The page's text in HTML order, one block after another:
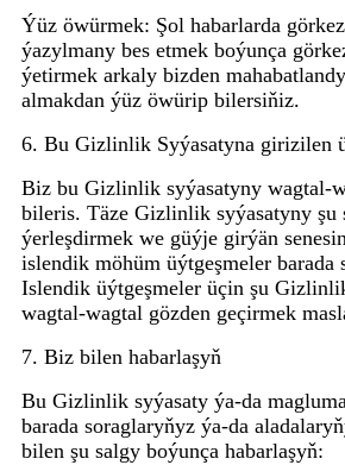
Ýüz öwürmek: Şol habarlarda
ýazylmany bes etmek boýunça
ýetirmek arkaly bizden
almakdan ýüz öwürip bilersiňiz.
6. Bu Gizlinlik Syýasatyna girizilen
Biz bu Gizlinlik syýasatyny wagtal-
bileris. Täze Gizlinlik syýasatyny şu
ýerleşdirmek we güýje girýän
islendik möhüm üýtgeşmeler barada
Islendik üýtgeşmeler üçin şu
wagtal-wagtal gözden geçirmek
7. Biz bilen habarlaşyň
Bu Gizlinlik syýasaty ýa-da
barada soraglaryňyz ýa-da
bilen şu salgy boýunça habarlaşyň: